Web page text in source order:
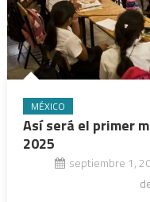
MÉXICO
Así será el primer
2025
septiembre 1,